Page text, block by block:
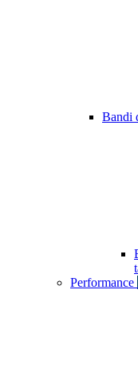
Bandi
Performance